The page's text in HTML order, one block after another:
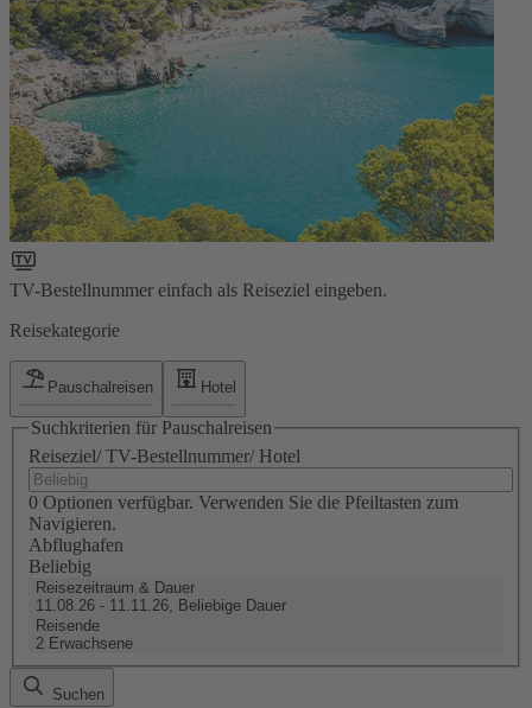
TV-Bestellnummer einfach als Reiseziel eingeben.
Reisekategorie
Pauschalreisen Hotel
Suchkriterien für Pauschalreisen
Reiseziel/ TV-Bestellnummer/ Hotel
0 Optionen verfügbar. Verwenden Sie die Pfeiltasten zum
Navigieren.
Abflughafen
Beliebig
Reisezeitraum & Dauer
11.08.26 - 11.11.26, Beliebige Dauer
Reisende
2 Erwachsene
Suchen